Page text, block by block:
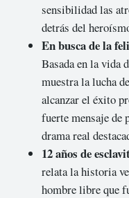
sensibilidad las
detrás del
En busca de la
Basada en la vida
muestra la lucha
alcanzar el éxito
fuerte mensaje de
drama real
12 años de
relata la historia
hombre libre que